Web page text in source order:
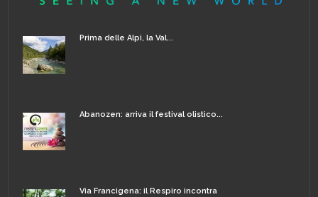
Prima delle Alpi, la Val...
Abanozen: arriva il festival olistico...
Via Francigena: il Respiro incontra